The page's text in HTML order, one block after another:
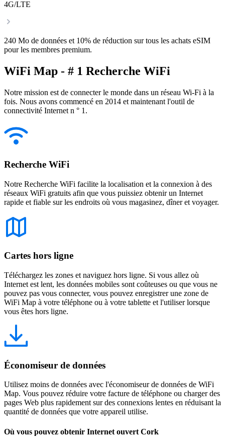
4G/LTE
240 Mo de données et 10% de réduction sur tous les achats eSIM
pour les membres premium.
WiFi Map - # 1 Recherche WiFi
Notre mission est de connecter le monde dans un réseau Wi-Fi à la
fois. Nous avons commencé en 2014 et maintenant l'outil de
connectivité Internet n ° 1.
Recherche WiFi
Notre Recherche WiFi facilite la localisation et la connexion à des
réseaux WiFi gratuits afin que vous puissiez obtenir un Internet
rapide et fiable sur les endroits où vous magasinez, dîner et voyager.
Cartes hors ligne
Téléchargez les zones et naviguez hors ligne. Si vous allez où
Internet est lent, les données mobiles sont coûteuses ou que vous ne
pouvez pas vous connecter, vous pouvez enregistrer une zone de
WiFi Map à votre téléphone ou à votre tablette et l'utiliser lorsque
vous êtes hors ligne.
Économiseur de données
Utilisez moins de données avec l'économiseur de données de WiFi
Map. Vous pouvez réduire votre facture de téléphone ou charger des
pages Web plus rapidement sur des connexions lentes en réduisant la
quantité de données que votre appareil utilise.
Où vous pouvez obtenir Internet ouvert Cork